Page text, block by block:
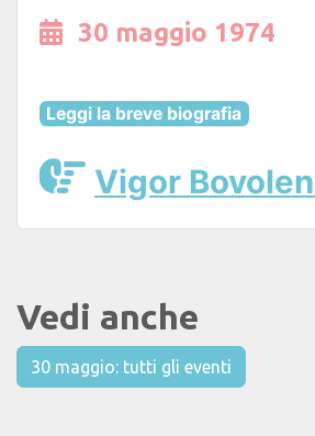
30 maggio 1974
Leggi la breve biografia
Vigor
Vedi anche
30 maggio: tutti gli eventi